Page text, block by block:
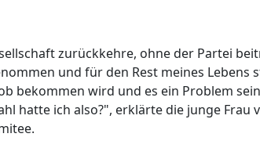
zurückkehre, ohne der Partei
und für den Rest meines Lebens
bekommen wird und es ein Problem
hatte ich also?", erklärte die junge Frau